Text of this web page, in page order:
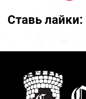
Ставь лайки: